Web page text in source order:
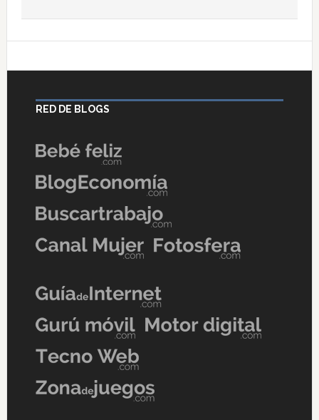
RED DE BLOGS